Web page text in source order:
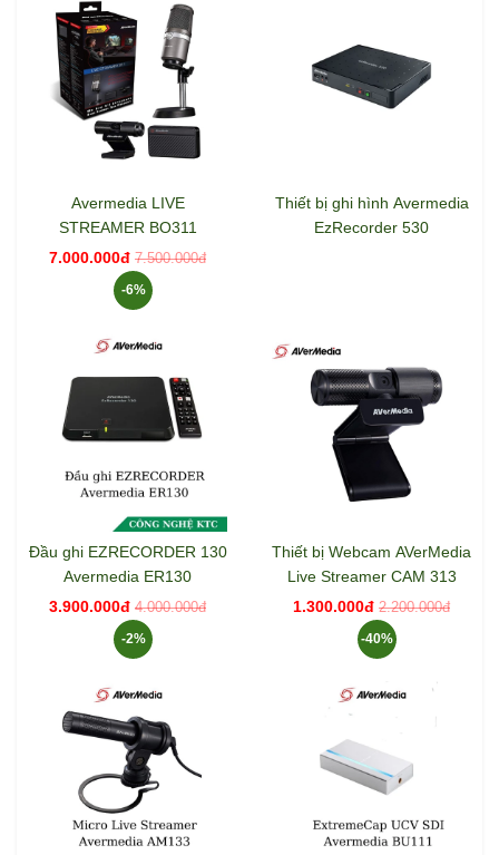
Avermedia LIVE
STREAMER BO311
7.000.000đ 7.500.000đ
-6%
Thiết bị ghi hình Avermedia
EzRecorder 530
Đầu ghi EZRECORDER 130
Avermedia ER130
3.900.000đ 4.000.000đ
-2%
Thiết bị Webcam AVerMedia
Live Streamer CAM 313
1.300.000đ 2.200.000đ
-40%